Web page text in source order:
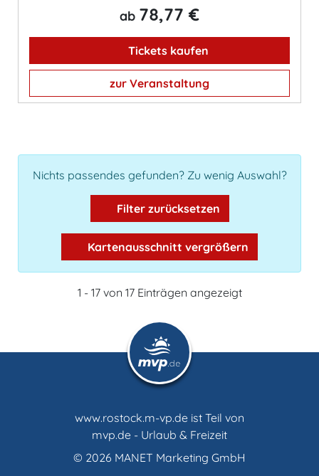
ab 78,77 €
Tickets kaufen
zur Veranstaltung
Nichts passendes gefunden? Zu wenig Auswahl?
Filter zurücksetzen
Kartenausschnitt vergrößern
1 - 17 von 17 Einträgen angezeigt
www.rostock.m-vp.de ist Teil von
mvp.de - Urlaub & Freizeit
© 2026 MANET Marketing GmbH